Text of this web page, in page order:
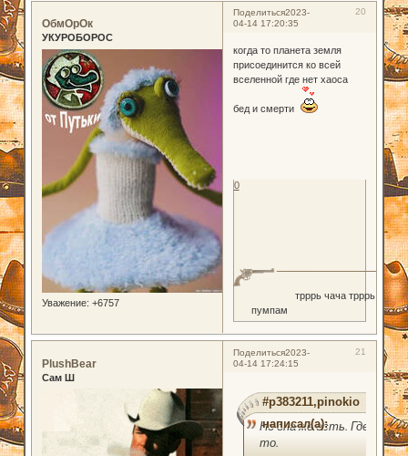
Поделиться 20
2023-
04-14 17:20:35
ОбмОрОк
УКУРОБОРОС
Уважение: +6757
когда то планета земля
присоединится ко всей
вселенной где нет хаоса
бед и смерти
трррь чача трррь
пумпам
0
Поделиться 21
2023-
04-14 17:24:15
PlushBear
Сам Ш
#p383211,pinokio
написал(а):
Но она же есть. Где-
то.